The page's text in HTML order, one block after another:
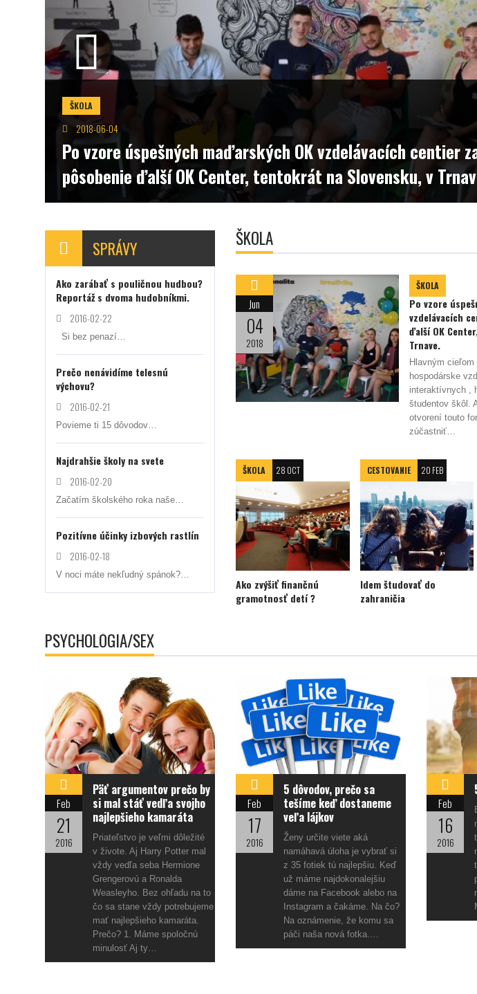
OK vzdelávacích centier začal svoje
na Slovensku, v Trnave.
2018-05-28
Ubytovanie v
SPRÁVY
Ako zarábať s pouličnou hudbou?
Reportáž s dvoma hudobníkmi.
2016-02-22
Si bez penazí…
Prečo nenávidíme telesnú
výchovu?
2016-02-21
Povieme ti 15 dôvodov…
Najdrahšie školy na svete
2016-02-20
Začatím školského roka naše…
Pozitívne účinky izbových rastlín
2016-02-18
V noci máte nekľudný spánok?…
ŠKOLA
Jun
04
2018
ŠKOLA
Po vzore
vzdelávacích
ďalší OK
Trnave.
Hlavným
hospodárske
interaktívnych ,
študentov škôl.
otvorení touto
zúčastniť…
ŠKOLA 28 OCT
Ako zvýšiť finančnú
gramotnosť detí ?
CESTOVANIE 20 FEB
Idem študovať do
zahraničia
PSYCHOLÓGIA/SEX
Feb
21
2016
Päť argumentov prečo by
si mal stáť vedľa svojho
najlepšieho kamaráta
Priateľstvo je veľmi dôležité
v živote. Aj Harry Potter mal
vždy vedľa seba Hermione
Grengerovú a Ronalda
Weasleyho. Bez ohľadu na to
čo sa stane vždy potrebujeme
mať najlepšieho kamaráta.
Prečo? 1. Máme spoločnú
minulosť Aj ty…
Feb
17
2016
5 dôvodov, prečo sa
tešíme keď dostaneme
veľa lájkov
Ženy určite viete aká
namáhavá úloha je vybrať si
z 35 fotiek tú najlepšiu. Keď
už máme najdokonalejšiu
dáme na Facebook alebo na
Instagram a čakáme. Na čo?
Na oznámenie, že komu sa
páči naša nová fotka.…
Feb
16
2016